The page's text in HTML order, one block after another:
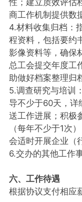
商工作机制提供数
4.材料收集归档：
程资料，包括要约
影像资料等，确保
总工会提交年度工
助做好档案整理归
5.调查研究与培训
导不少于60天，详
送工作进展；积极
（每年不少于1次
会适时开展企业（
6.交办的其他工作事
六、工作待遇
根据协议支付相应